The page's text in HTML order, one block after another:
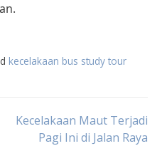
kecelakaan bus study tour
Kecelakaan Maut Terjadi
Pagi Ini di Jalan Raya